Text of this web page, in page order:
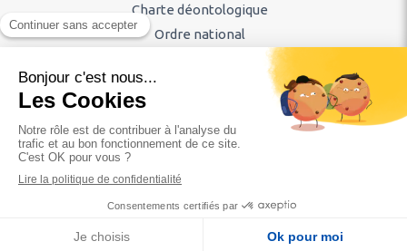
Charte déontologique
Ordre national
Annuaires chirurgiens dentistes
Honoraires & Remboursement
Diaporama
Création par